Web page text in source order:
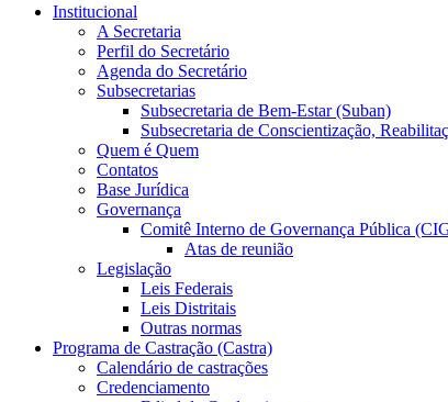
Institucional
A Secretaria
Perfil do Secretário
Agenda do Secretário
Subsecretarias
Subsecretaria de Bem-Estar (Suban)
Subsecretaria de Conscientização,
Quem é Quem
Contatos
Base Jurídica
Governança
Comitê Interno de Governança Pública
Atas de reunião
Legislação
Leis Federais
Leis Distritais
Outras normas
Programa de Castração (Castra)
Calendário de castrações
Credenciamento